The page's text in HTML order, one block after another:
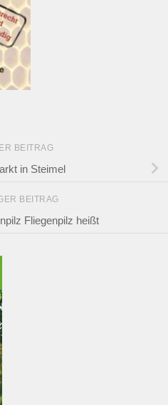
BEITRAG
in Steimel
BEITRAG
Fliegenpilz heißt